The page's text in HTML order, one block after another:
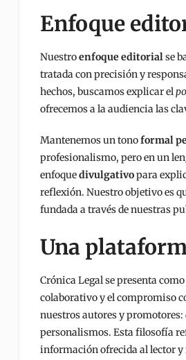
Enfoque
Nuestroenfoque editorialse
tratada con precisión y
hechos, buscamos explicar el
ofrecemos a la audiencia las
Mantenemos un tonoformal
profesionalismo, pero en un
enfoquedivulgativopara
reflexión. Nuestro objetivo es
fundada a través de nuestras
Una
Crónica Legal se presenta
colaborativo y el compromiso
nuestros autores y promotores:
personalismos. Esta filosofía
información ofrecida al lector y